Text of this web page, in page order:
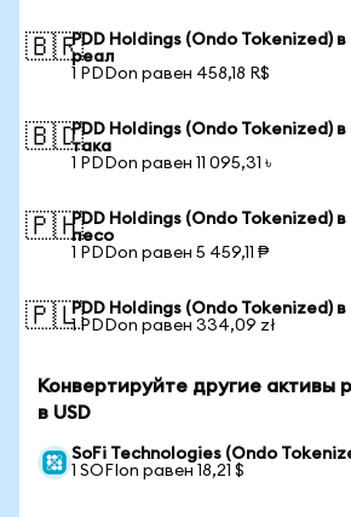
🇧🇷PDD Holdings (Ondo Tokenized)
реал
1 PDDon равен 458,18 R$
🇧🇩PDD Holdings (Ondo Tokenized)
така
1 PDDon равен 11 095,31 ৳
🇵🇭PDD Holdings (Ondo Tokenized)
песо
1 PDDon равен 5 459,11 ₱
🇵🇱PDD Holdings (Ondo Tokenized)
1 PDDon равен 334,09 zł
Конвертируйте другие активы
в USD
SoFi Technologies (Ondo
1 SOFIon равен 18,21 $